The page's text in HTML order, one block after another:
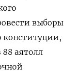
выборы
конституции,
88 аятолл